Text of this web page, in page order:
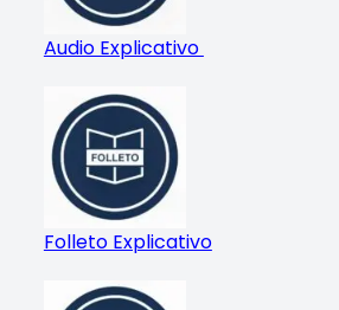
Audio Explicativo
Folleto Explicativo